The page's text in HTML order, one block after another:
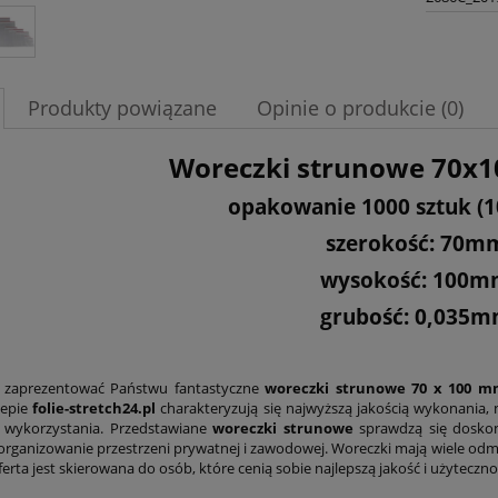
Produkty powiązane Opinie o produkcie (0)
Woreczki strunowe
opakowanie 1000 sztuk
szerokość:
wysokość:
grubość:
zaprezentować Państwu fantastyczneworeczki strunowe 70 x 100
folie-stretch24.plcharakteryzują się najwyższą jakością
wykorzystania. Przedstawianeworeczki strunowesprawdzą się
przestrzeni prywatnej i zawodowej. Woreczki mają wiele
jest skierowana do osób, które cenią sobie najlepszą jakość i